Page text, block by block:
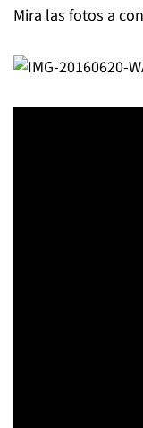
Mira las fotos a